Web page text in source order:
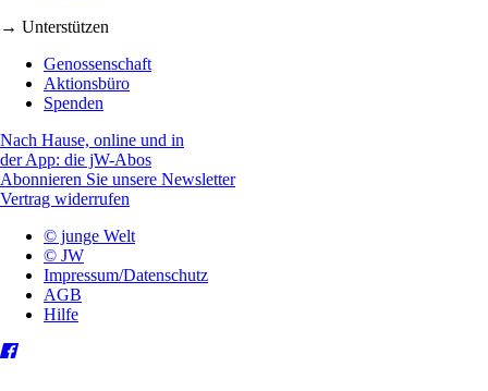
→ Unterstützen
Genossenschaft
Aktionsbüro
Spenden
Nach Hause, online und in
der App: die jW-Abos
Abonnieren Sie unsere Newsletter
Vertrag widerrufen
© junge Welt
© JW
Impressum/Datenschutz
AGB
Hilfe